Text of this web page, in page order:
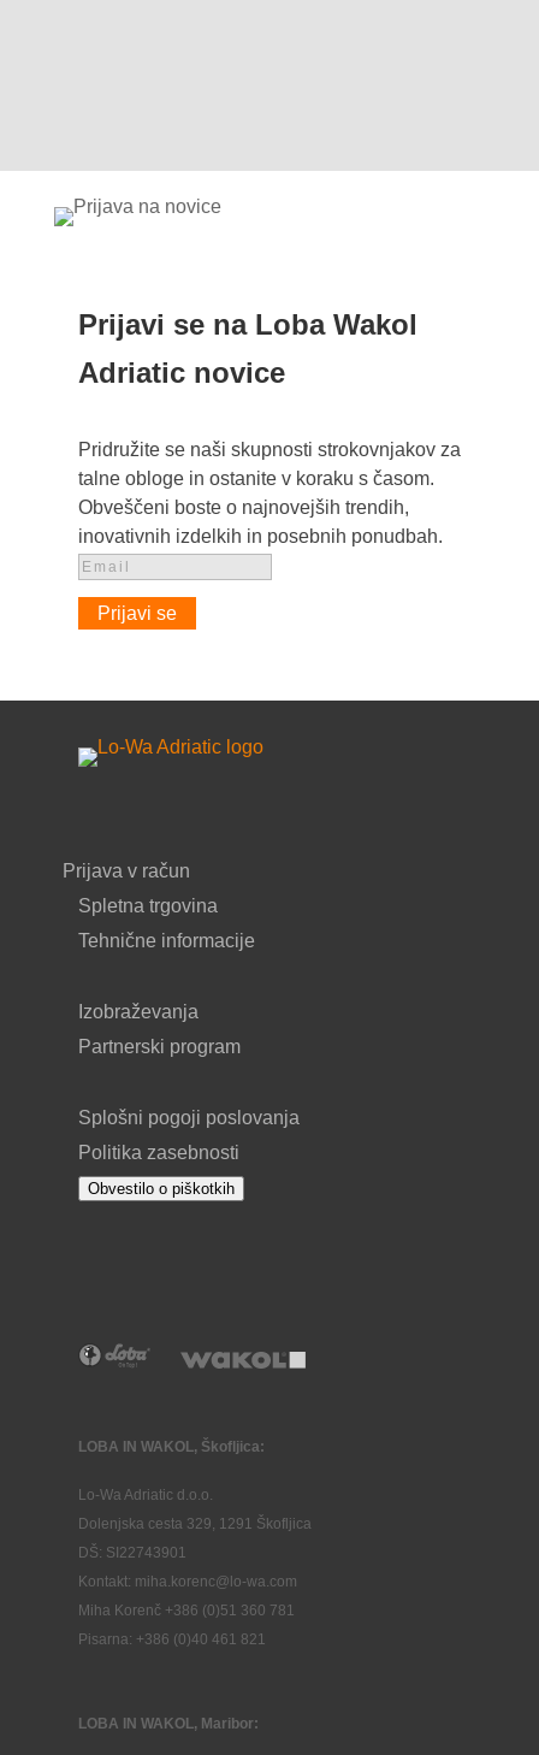
Prijavi se na Loba Wakol
Adriatic novice
Pridružite se naši skupnosti strokovnjakov za
talne obloge in ostanite v koraku s časom.
Obveščeni boste o najnovejših trendih,
inovativnih izdelkih in posebnih ponudbah.
Prijavi se
Prijava v račun
Spletna trgovina
Tehnične informacije
Izobraževanja
Partnerski program
Splošni pogoji poslovanja
Politika zasebnosti
Obvestilo o piškotkih
LOBA IN WAKOL, Škofljica:
Lo-Wa Adriatic d.o.o.
Dolenjska cesta 329, 1291 Škofljica
DŠ: SI22743901
Kontakt: miha.korenc@lo-wa.com
Miha Korenč +386 (0)51 360 781
Pisarna: +386 (0)40 461 821
LOBA IN WAKOL, Maribor: